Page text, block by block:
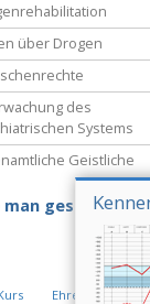
über Drogen
des
Systems
Geistliche
man gesund
Ehrenamtliche